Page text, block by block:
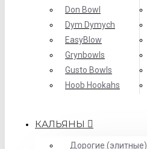
Don Bowl
Dym Dymych
EasyBlow
Grynbowls
Gusto Bowls
Hoob Hookahs
КАЛЬЯНЫ
Дорогие